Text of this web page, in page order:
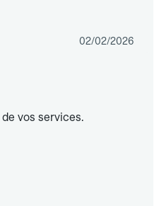
02/02/2026
vos services.